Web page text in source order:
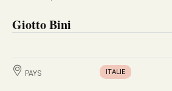
Giotto Bini
PAYS ITALIE